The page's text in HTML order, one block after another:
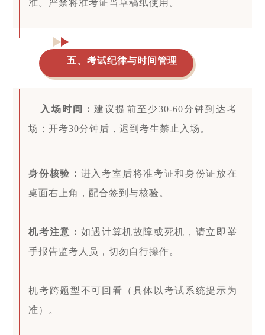
准。严禁将准考证当草稿纸使用。
五、考试纪律与时间管理
入场时间：建议提前至少30-60分钟到达考
场；开考30分钟后，迟到考生禁止入场。
身份核验： 进入考室后将准考证和身份证放在
桌面右上角，配合签到与核验。
机考注意： 如遇计算机故障或死机，请立即举
手报告监考人员，切勿自行操作。
机考跨题型不可回看（具体以考试系统提示为
准）。